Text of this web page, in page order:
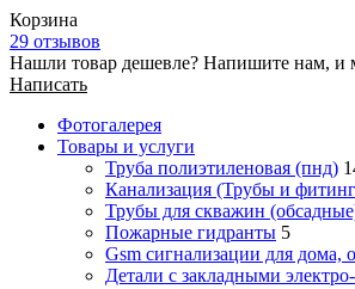
Корзина
29 отзывов
Нашли товар дешевле? Напишите нам, и
Написать
Фотогалерея
Товары и услуги
Труба полиэтиленовая (пнд)
Канализация (Трубы и
Трубы для скважин
Пожарные гидранты 5
Gsm сигнализации для дома,
Детали с закладными